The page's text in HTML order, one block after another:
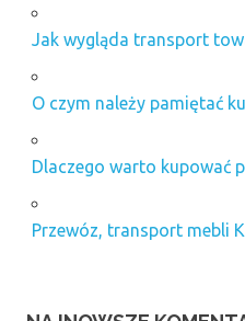
Jak wygląda transport
O czym należy pamiętać
Dlaczego warto kupować
Przewóz, transport mebli